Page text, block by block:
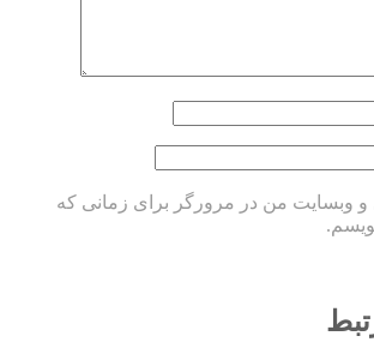
و وبسایت من در مرورگر برای زمانی که